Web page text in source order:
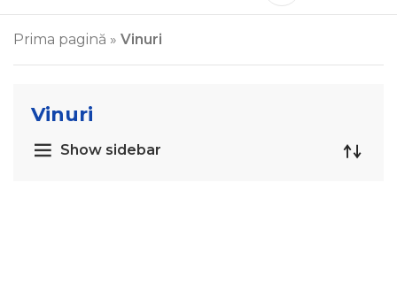
Prima pagină » Vinuri
Vinuri
Show sidebar